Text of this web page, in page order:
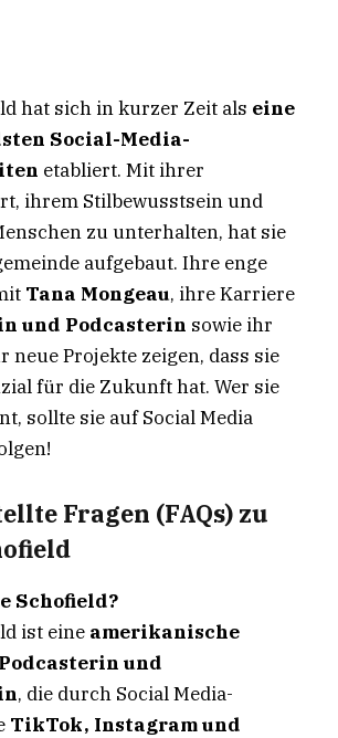
hat sich in kurzer Zeit als eine
Social-Media-
etabliert. Mit ihrer
ihrem Stilbewusstsein und
zu unterhalten, hat sie
aufgebaut. Ihre enge
Tana Mongeau, ihre Karriere
und Podcasterin sowie ihr
neue Projekte zeigen, dass sie
für die Zukunft hat. Wer sie
sollte sie auf Social Media
Fragen (FAQs) zu
Schofield?
ist eine amerikanische
und
, die durch Social Media-
TikTok, Instagram und